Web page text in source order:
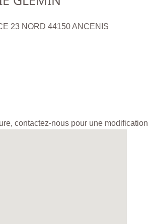
23 NORD 44150 ANCENIS
contactez-nous pour une modification